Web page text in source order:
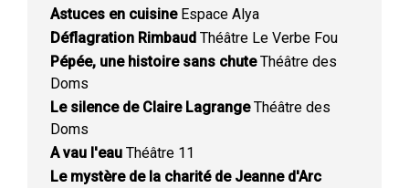
Astuces en cuisineEspace Alya
Déflagration Rimbaud Théâtre Le Verbe Fou
Pépée, une histoire sans chuteThéâtre des
Doms
Le silence de Claire LagrangeThéâtre des
Doms
A vau l'eau Théâtre 11
Le mystère de la charité de Jeanne d'Arc